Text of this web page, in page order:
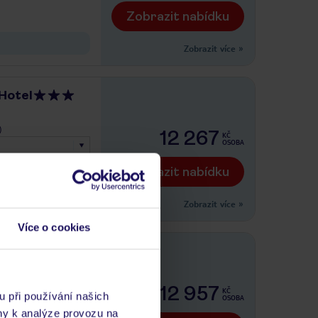
Více o cookies
při používání našich
k analýze provozu na
Zobrazit nabídku
Zobrazit více »
12 267 KČ
OSOBA
Zobrazit nabídku
Zobrazit více »
12 957 KČ
OSOBA